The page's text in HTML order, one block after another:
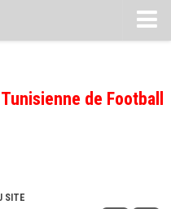
de Football
SITE